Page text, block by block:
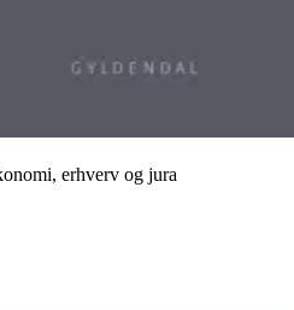
erhverv og jura